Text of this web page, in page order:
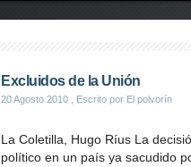
Excluidos de la Unión
20 Agosto 2010 , Escrito por El polvorín
La Coletilla, Hugo Ríus La
político en un país ya sacudido